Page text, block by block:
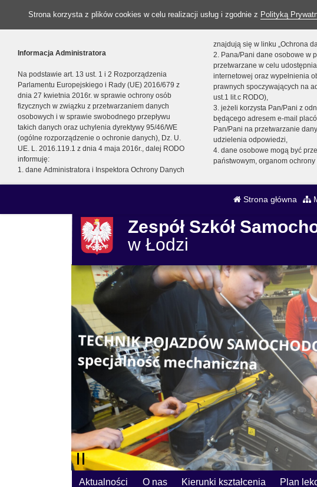
Strona korzysta z plików cookies w celu realizacji usług i zgodnie z Polityką
Informacja Administratora
Na podstawie art. 13 ust. 1 i 2 Rozporządzenia
Parlamentu Europejskiego i Rady (UE) 2016/679 z
dnia 27 kwietnia 2016r. w sprawie ochrony osób
fizycznych w związku z przetwarzaniem danych
osobowych i w sprawie swobodnego przepływu
takich danych oraz uchylenia dyrektywy 95/46/WE
(ogólne rozporządzenie o ochronie danych), Dz. U.
UE. L. 2016.119.1 z dnia 4 maja 2016r., dalej RODO
informuję:
1. dane Administratora i Inspektora Ochrony Danych
znajdują się w linku „Ochrona
2. Pana/Pani dane osobowe w
przetwarzane w celu
internetowej oraz wypełnienia
prawnych spoczywających na
ust.1 lit.c RODO),
3. jeżeli korzysta Pan/Pani z
będącego adresem e-mail
Pan/Pani na przetwarzanie
udzielenia odpowiedzi,
4. dane osobowe mogą być
państwowym, organom
Strona główna
Zespół Szkół
w Łodzi
Aktualności O nas Kierunki kształcenia Plan